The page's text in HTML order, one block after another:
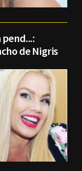
de Nigris